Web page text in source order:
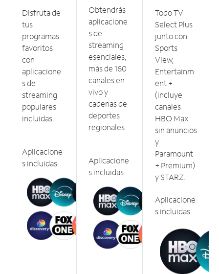
Disfruta de
tus
programas
favoritos
con
aplicacione
s de
streaming
populares
incluidas.
Aplicacione
s incluidas
Obtendrás
aplicacione
s de
streaming
esenciales,
más de 160
canales en
vivo y
cadenas de
deportes
regionales.
Aplicacione
s incluidas
Todo TV
Select Plus
junto con
Sports
View,
Entertainm
ent +
(incluye
canales
HBO Max
sin anuncios
y
Paramount
+ Premium)
y STARZ.
Aplicacione
s incluidas